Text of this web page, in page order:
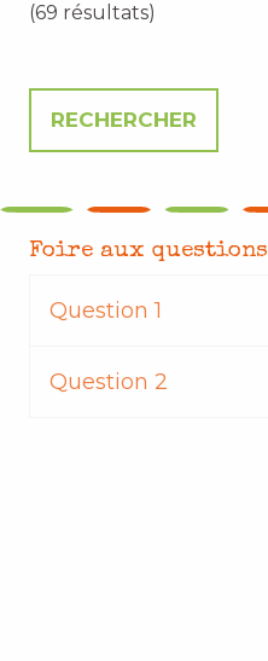
(69 résultats)
Foire aux questions
Question 1
Question 2